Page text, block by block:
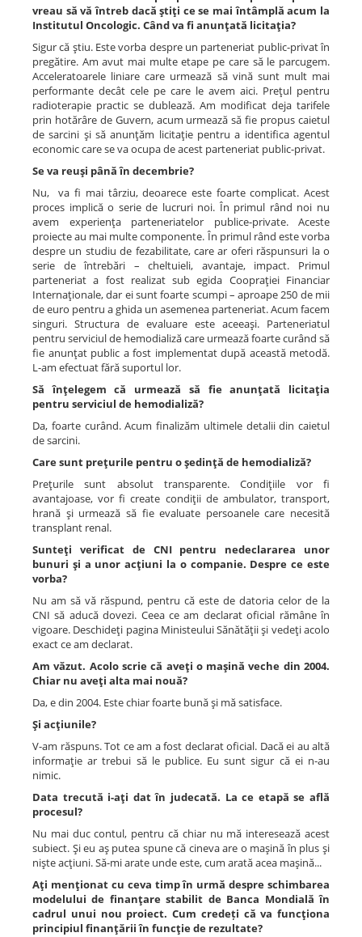
vreau să vă întreb dacă ştiţi ce se mai întâmplă acum la
Institutul Oncologic. Când va fi anunţată licitaţia?
Sigur că ştiu. Este vorba despre un parteneriat public-privat în
pregătire. Am avut mai multe etape pe care să le parcugem.
Acceleratoarele liniare care urmează să vină sunt mult mai
performante decât cele pe care le avem aici. Preţul pentru
radioterapie practic se dublează. Am modificat deja tarifele
prin hotărâre de Guvern, acum urmează să fie propus caietul
de sarcini şi să anunţăm licitaţie pentru a identifica agentul
economic care se va ocupa de acest parteneriat public-privat.
Se va reuşi până în decembrie?
Nu, va fi mai târziu, deoarece este foarte complicat. Acest
proces implică o serie de lucruri noi. În primul rând noi nu
avem experienţa parteneriatelor publice-private. Aceste
proiecte au mai multe componente. În primul rând este vorba
despre un studiu de fezabilitate, care ar oferi răspunsuri la o
serie de întrebări – cheltuieli, avantaje, impact. Primul
parteneriat a fost realizat sub egida Coopraţiei Financiar
Internaţionale, dar ei sunt foarte scumpi – aproape 250 de mii
de euro pentru a ghida un asemenea parteneriat. Acum facem
singuri. Structura de evaluare este aceeaşi. Parteneriatul
pentru serviciul de hemodializă care urmează foarte curând să
fie anunţat public a fost implementat după această metodă.
L-am efectuat fără suportul lor.
Să înţelegem că urmează să fie anunţată licitaţia
pentru serviciul de hemodializă?
Da, foarte curând. Acum finalizăm ultimele detalii din caietul
de sarcini.
Care sunt preţurile pentru o şedinţă de hemodializă?
Preţurile sunt absolut transparente. Condiţiile vor fi
avantajoase, vor fi create condiţii de ambulator, transport,
hrană şi urmează să fie evaluate persoanele care necesită
transplant renal.
Sunteţi verificat de CNI pentru nedeclararea unor
bunuri şi a unor acţiuni la o companie. Despre ce este
vorba?
Nu am să vă răspund, pentru că este de datoria celor de la
CNI să aducă dovezi. Ceea ce am declarat oficial rămâne în
vigoare. Deschideţi pagina Ministeului Sănătăţii şi vedeţi acolo
exact ce am declarat.
Am văzut. Acolo scrie că aveţi o maşină veche din 2004.
Chiar nu aveţi alta mai nouă?
Da, e din 2004. Este chiar foarte bună şi mă satisface.
Şi acţiunile?
V-am răspuns. Tot ce am a fost declarat oficial. Dacă ei au altă
informaţie ar trebui să le publice. Eu sunt sigur că ei n-au
nimic.
Data trecută i-aţi dat în judecată. La ce etapă se află
procesul?
Nu mai duc contul, pentru că chiar nu mă interesează acest
subiect. Şi eu aş putea spune că cineva are o maşină în plus şi
nişte acţiuni. Să-mi arate unde este, cum arată acea maşină...
Aţi menţionat cu ceva timp în urmă despre schimbarea
modelului de finanţare stabilit de Banca Mondială în
cadrul unui nou proiect. Cum credeți că va funcţiona
principiul finanţării în funcţie de rezultate?